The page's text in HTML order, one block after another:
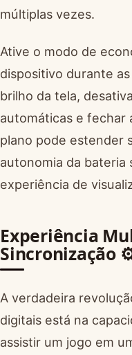
múltiplas vezes.
Ative o modo de
dispositivo durante
brilho da tela,
automáticas e fechar
plano pode estender
autonomia da bateria
experiência de
Experiência
Sincronização
A verdadeira
digitais está na
assistir um jogo em